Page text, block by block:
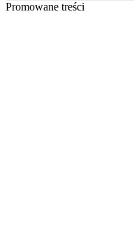
Promowane treści